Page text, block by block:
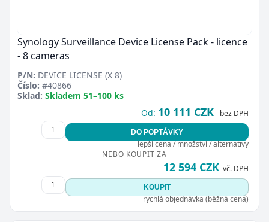
Synology Surveillance Device License Pack - licence
- 8 cameras
P/N: DEVICE LICENSE (X 8)
Číslo: #40866
Sklad: Skladem 51–100 ks
Od: 10 111 CZK bez DPH
DO POPTÁVKY
lepší cena / množství / alternativy
NEBO KOUPIT ZA
12 594 CZK vč. DPH
KOUPIT
rychlá objednávka (běžná cena)